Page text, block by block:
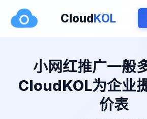
CloudKOL
小网红推广一般
CloudKOL为企业
价表